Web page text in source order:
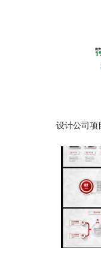
设计公司项